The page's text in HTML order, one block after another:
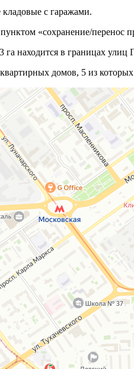
с гаражами.
«сохранение/
га находится в границах
домов, 5 из